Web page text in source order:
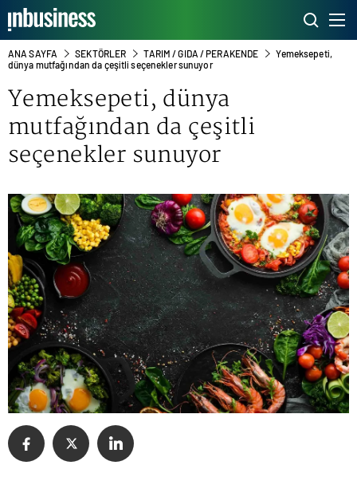
ANA SAYFA SEKTÖRLER TARIM / GIDA / PERAKENDE
Yemeksepeti,
dünya mutfağından da çeşitli seçenekler sunuyor
Yemeksepeti, dünya
mutfağından da çeşitli
seçenekler sunuyor